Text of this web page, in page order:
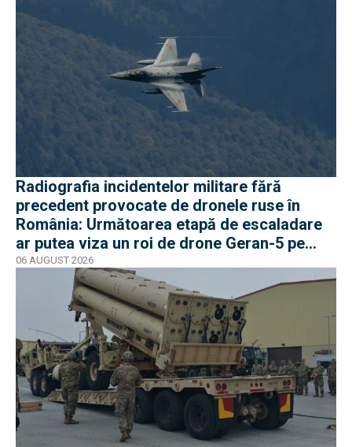
Radiografia incidentelor militare fără
precedent provocate de dronele ruse în
România: Următoarea etapă de escaladare
ar putea viza un roi de drone Geran-5 pe
direcția Galați-Reni
06 AUGUST 2026